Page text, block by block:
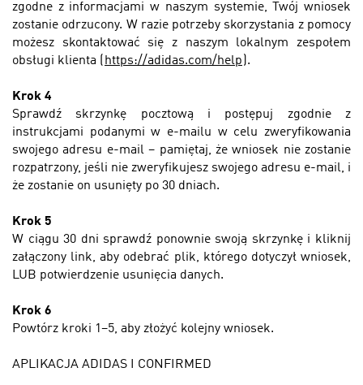
zgodne z informacjami w naszym systemie, Twój wniosek
zostanie odrzucony. W razie potrzeby skorzystania z pomocy
możesz skontaktować się z naszym lokalnym zespołem
obsługi klienta (
https://adidas.com/help ).
Krok 4
Sprawdź skrzynkę pocztową i postępuj zgodnie z
instrukcjami podanymi w e-mailu w celu zweryfikowania
swojego adresu e-mail – pamiętaj, że wniosek nie zostanie
rozpatrzony, jeśli nie zweryfikujesz swojego adresu e-mail, i
że zostanie on usunięty po 30 dniach.
Krok 5
W ciągu 30 dni sprawdź ponownie swoją skrzynkę i kliknij
załączony link, aby odebrać plik, którego dotyczył wniosek,
LUB potwierdzenie usunięcia danych.
Krok 6
Powtórz kroki 1–5, aby złożyć kolejny wniosek.
APLIKACJA ADIDAS I CONFIRMED